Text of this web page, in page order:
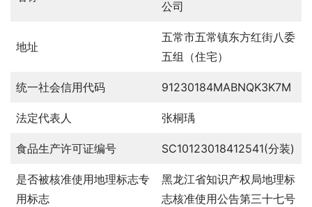
公司
地址
五常市五常镇东方红街八委
五组（住宅）
统一社会信用代码 91230184MABNQK3K7M
法定代表人 张桐瑀
食品生产许可证编号 SC10123018412541(分装)
是否被核准使用地理标志专
用标志
黑龙江省知识产权局地理标
志核准使用公告第三十七号